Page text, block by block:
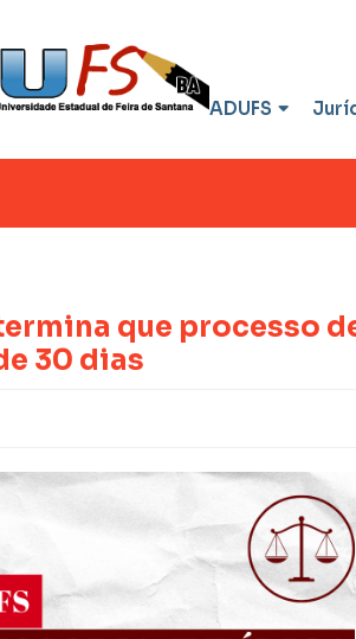
ADUFS
que processo
30 dias